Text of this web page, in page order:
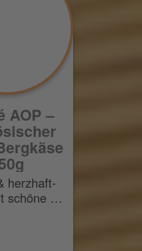
AOP –
herzhaft-
schöne …